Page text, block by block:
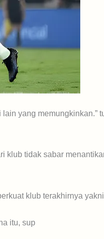
yang memungkinkan.”
klub tidak sabar
klub terakhirnya
itu, sup